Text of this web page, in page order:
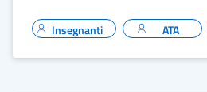
Insegnanti ATA